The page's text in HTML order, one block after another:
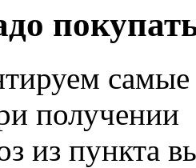
получении
из пункта